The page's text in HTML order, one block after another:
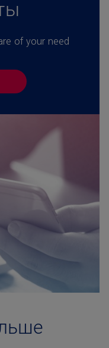
of your need